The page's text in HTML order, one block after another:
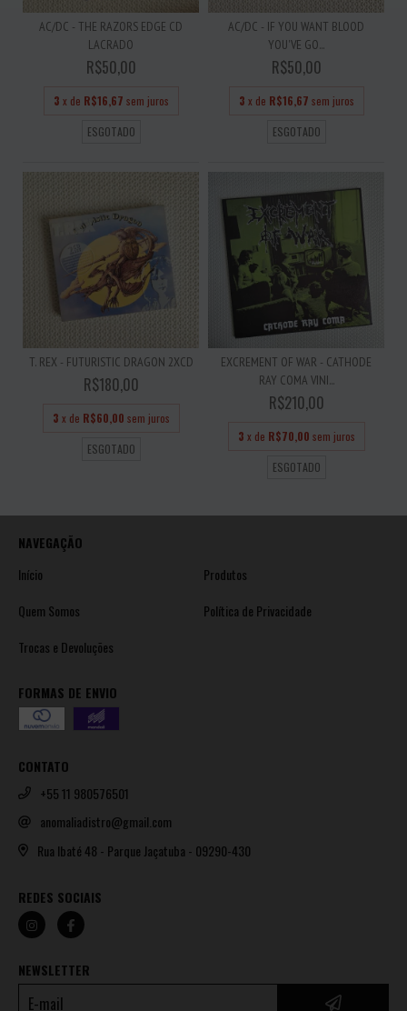
AC/DC - THE RAZORS EDGE CD
LACRADO
R$50,00
3 x de R$16,67 sem juros
ESGOTADO
AC/DC - IF YOU WANT BLOOD
YOU'VE GO...
R$50,00
3 x de R$16,67 sem juros
ESGOTADO
T. REX - FUTURISTIC DRAGON 2XCD
R$180,00
3 x de R$60,00 sem juros
ESGOTADO
EXCREMENT OF WAR - CATHODE
RAY COMA VINI...
R$210,00
3 x de R$70,00 sem juros
ESGOTADO
NAVEGAÇÃO
Início
Produtos
Quem Somos
Política de Privacidade
Trocas e Devoluções
FORMAS DE ENVIO
CONTATO
+55 11 980576501
anomaliadistro@gmail.com
Rua Ibaté 48 - Parque Jaçatuba - 09290-430
REDES SOCIAIS
NEWSLETTER